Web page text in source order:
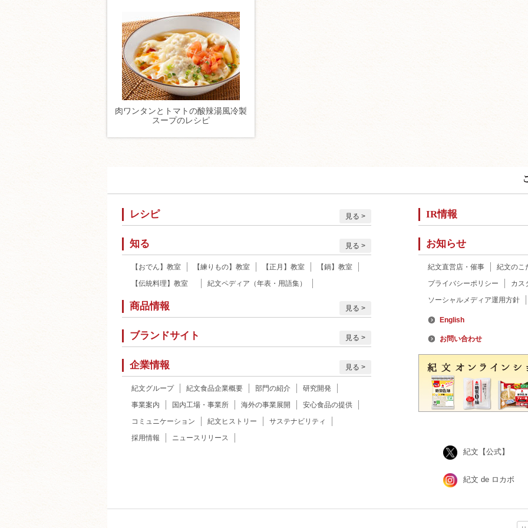
肉ワンタンとトマトの酸辣湯風冷製
スープのレシピ
レシピ 見る
知る 見る
【おでん】教室 【練りもの】教室 【正月】教室
【鍋】教室
【伝統料理】教室
紀文ペディア（年表・用語集）
商品情報 見る
ブランドサイト 見る
企業情報 見る
紀文グループ 紀文食品企業概要 部門の紹介
研究開発
事業案内
国内工場・事業所 海外の事業展開
安心食品の提供
コミュニケーション
紀文ヒストリー
サステナビリティ
採用情報
ニュースリリース
IR情報
お知らせ
紀文直営店・催事
紀文のこ
プライバシーポリシー
カス
ソーシャルメディア運用方針
English
お問い合わせ
紀文【公式】
紀文 de ロカボ